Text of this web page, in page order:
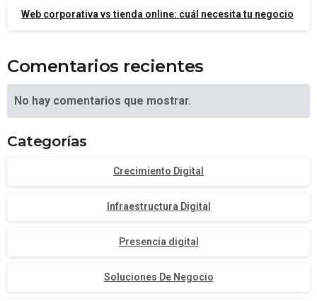
Web corporativa vs tienda online: cuál necesita tu negocio
Comentarios recientes
No hay comentarios que mostrar.
Categorías
Crecimiento Digital
Infraestructura Digital
Presencia digital
Soluciones De Negocio